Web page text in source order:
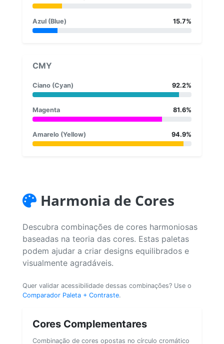
Azul (Blue) 15.7%
CMY
Ciano (Cyan) 92.2%
Magenta 81.6%
Amarelo (Yellow) 94.9%
Harmonia de Cores
Descubra combinações de cores harmoniosas
baseadas na teoria das cores. Estas paletas
podem ajudar a criar designs equilibrados e
visualmente agradáveis.
Quer validar acessibilidade dessas combinações? Use o
Comparador Paleta + Contraste.
Cores Complementares
Combinação de cores opostas no círculo cromático